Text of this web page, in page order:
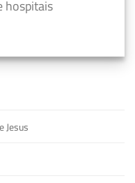
hospitais
Jesus